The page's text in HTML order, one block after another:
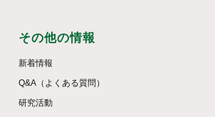
その他の情報
新着情報
Q&A（よくある質問）
研究活動